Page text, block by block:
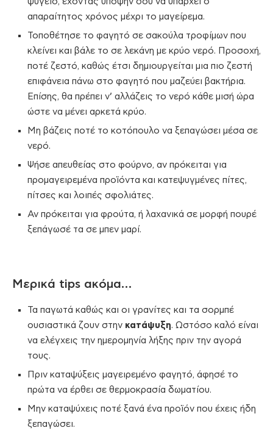
απαραίτητος χρόνος μέχρι το μαγείρεμα.
Τοποθέτησε το φαγητό σε σακούλα τροφίμων που
κλείνει και βάλε το σε λεκάνη με κρύο νερό. Προσοχή,
ποτέ ζεστό, καθώς έτσι δημιουργείται μια πιο ζεστή
επιφάνεια πάνω στο φαγητό που μαζεύει βακτήρια.
Επίσης, θα πρέπει ν’ αλλάζεις το νερό κάθε μισή ώρα
ώστε να μένει αρκετά κρύο.
Μη βάζεις ποτέ το κοτόπουλο να ξεπαγώσει μέσα σε
νερό.
Ψήσε απευθείας στο φούρνο, αν πρόκειται για
προμαγειρεμένα προϊόντα και κατεψυγμένες πίτες,
πίτσες και λοιπές σφολιάτες.
Αν πρόκειται για φρούτα, ή λαχανικά σε μορφή πουρέ
ξεπάγωσέ τα σε μπεν μαρί.
Μερικά tips ακόμα…
Τα παγωτά καθώς και οι γρανίτες και τα σορμπέ
ουσιαστικά ζουν στην κατάψυξη. Ωστόσο καλό είναι
να ελέγχεις την ημερομηνία λήξης πριν την αγορά
τους.
Πριν καταψύξεις μαγειρεμένο φαγητό, άφησέ το
πρώτα να έρθει σε θερμοκρασία δωματίου.
Μην καταψύχεις ποτέ ξανά ένα προϊόν που έχεις ήδη
ξεπαγώσει.